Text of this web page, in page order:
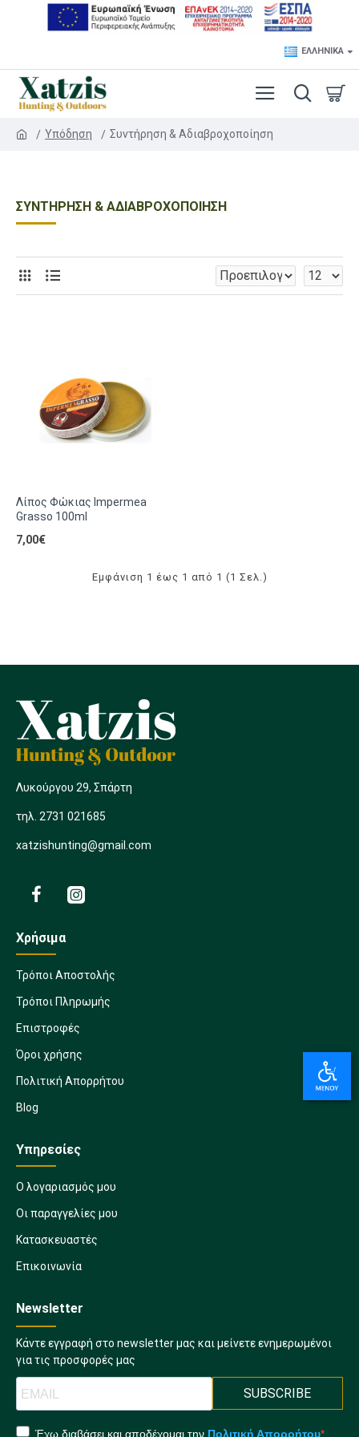
ΕΛΛΗΝΙΚΆ
Υπόδηση Συντήρηση & Αδιαβροχοποίηση
ΣΥΝΤΉΡΗΣΗ & ΑΔΙΑΒΡΟΧΟΠΟΊΗΣΗ
Λίπος Φώκιας Impermea
Grasso 100ml
7,00€
Εμφάνιση 1 έως 1 από 1 (1 Σελ.)
Λυκούργου 29, Σπάρτη
τηλ. 2731 021685
xatzishunting@gmail.com
Χρήσιμα
Τρόποι Αποστολής
Τρόποι Πληρωμής
Επιστροφές
Όροι χρήσης
Πολιτική Απορρήτου
Blog
Υπηρεσίες
Ο λογαριασμός μου
Οι παραγγελίες μου
Κατασκευαστές
Επικοινωνία
Newsletter
Κάντε εγγραφή στο newsletter μας και μείνετε ενημερωμένοι
για τις προσφορές μας
SUBSCRIBE
Έχω διαβάσει και αποδέχομαι την Πολιτική Απορρήτου